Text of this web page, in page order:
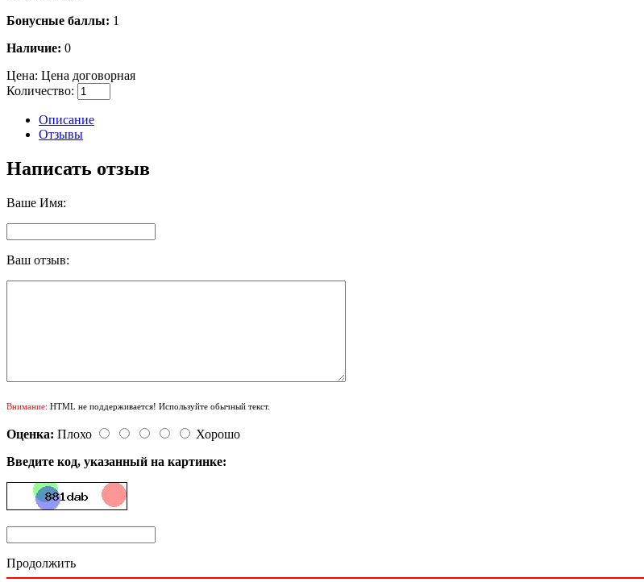
Бонусные баллы: 1
Наличие: 0
Цена: Цена договорная
Количество:
Описание
Отзывы
Написать отзыв
Ваше Имя:
Ваш отзыв:
Внимание: HTML не поддерживается! Используйте обычный текст.
Оценка: Плохо
Хорошо
Введите код, указанный на картинке:
Продолжить